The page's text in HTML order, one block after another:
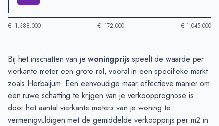
€ -1.388.000 € -172.000 € 1.045.000
Huizenprijzen in Herbaijum-Afgelopen 3 maanden
Type
Bedrag
Vraagprijs in euro's
€ 995.000
Verkoopprijs in euro's
€ 315.000
Bij het inschatten van je woningprijs speelt de waarde per
vierkante meter een grote rol, vooral in een specifieke markt
zoals Herbaijum. Een eenvoudige maar effectieve manier om
een ruwe schatting te krijgen van je verkoopprognose is
door het aantal vierkante meters van je woning te
vermenigvuldigen met de gemiddelde verkoopprijs per m2 in